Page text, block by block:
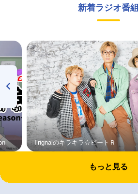
新着ラジオ番組
Trignalのキラキラ☆ビートＲ
もっと見る